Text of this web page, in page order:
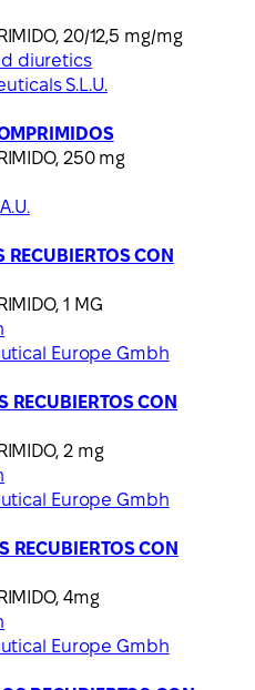
20/12,5 mg/mg
diuretics
S.L.U.
250 mg
CON
1 MG
Europe Gmbh
RECUBIERTOS CON
2 mg
Europe Gmbh
RECUBIERTOS CON
4mg
Europe Gmbh